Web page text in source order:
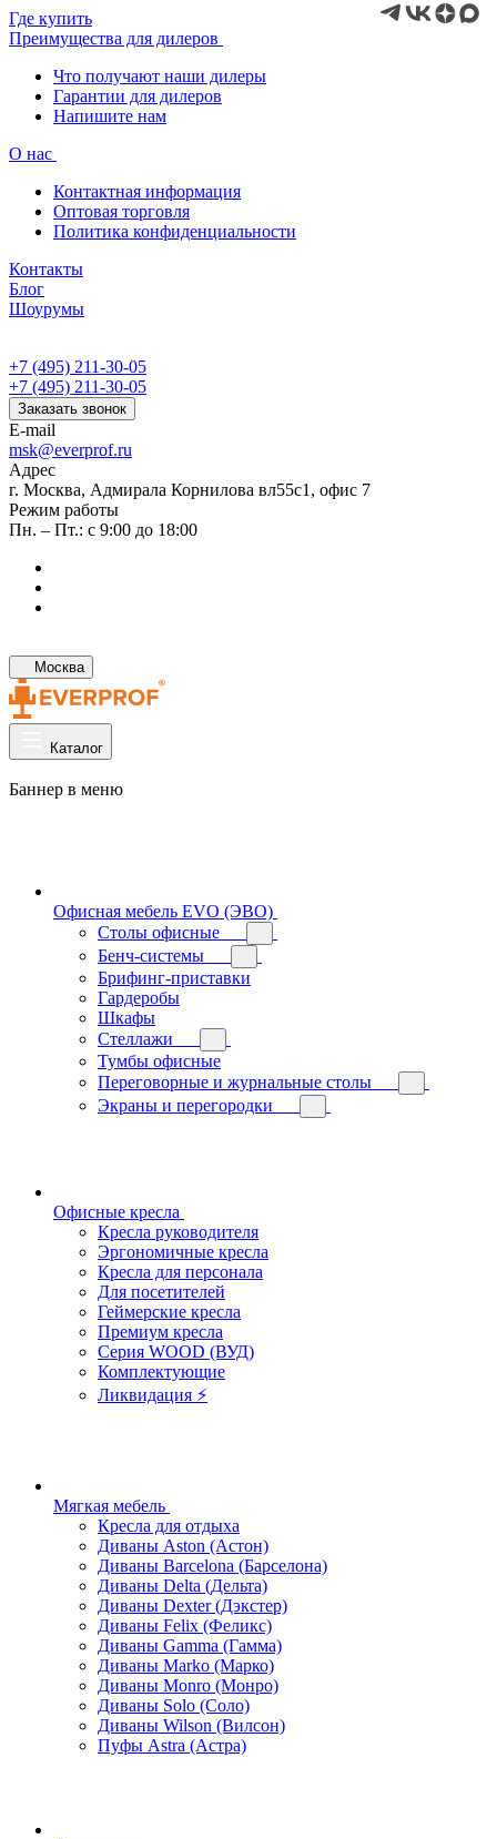
Где купить
Преимущества для дилеров
Что получают наши дилеры
Гарантии для дилеров
Напишите нам
О нас
Контактная информация
Оптовая торговля
Политика конфиденциальности
Контакты
Блог
Шоурумы
+7 (495) 211-30-05
+7 (495) 211-30-05
Заказать звонок
E-mail
msk@everprof.ru
Адрес
г. Москва, Адмирала Корнилова вл55с1, офис 7
Режим работы
Пн. – Пт.: с 9:00 до 18:00
Москва
Каталог
Баннер в меню
Офисная мебель EVO (ЭВО)
Cтолы офисные
Бенч-системы
Брифинг-приставки
Гардеробы
Шкафы
Стеллажи
Тумбы офисные
Переговорные и журнальные столы
Экраны и перегородки
Офисные кресла
Кресла руководителя
Эргономичные кресла
Кресла для персонала
Для посетителей
Геймерские кресла
Премиум кресла
Серия WOOD (ВУД)
Комплектующие
Ликвидация ⚡
Мягкая мебель
Кресла для отдыха
Диваны Aston (Астон)
Диваны Barcelona (Барселона)
Диваны Delta (Дельта)
Диваны Dexter (Дэкстер)
Диваны Felix (Феликс)
Диваны Gamma (Гамма)
Диваны Marko (Марко)
Диваны Monro (Монро)
Диваны Solo (Соло)
Диваны Wilson (Вилсон)
Пуфы Astra (Астра)